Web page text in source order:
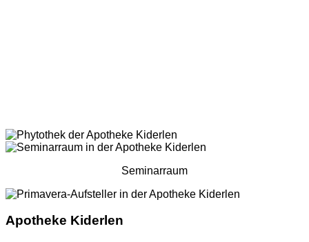
Seminarraum
Apotheke Kiderlen